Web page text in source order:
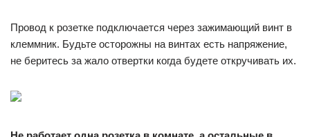
Провод к розетке подключается через зажимающий винт в
клеммник. Будьте осторожны на винтах есть напряжение,
не беритесь за жало отвертки когда будете откручивать их.